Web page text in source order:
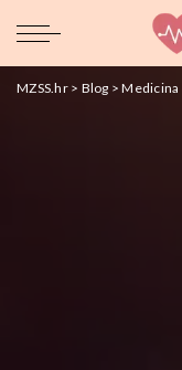
MZSS.hr> Blog >Medicina